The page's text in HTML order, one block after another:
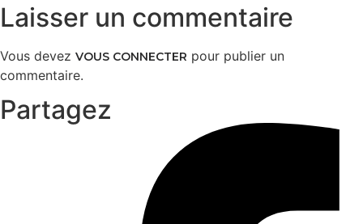
Laisser un commentaire
Vous devez VOUS CONNECTER pour publier un
commentaire.
Partagez